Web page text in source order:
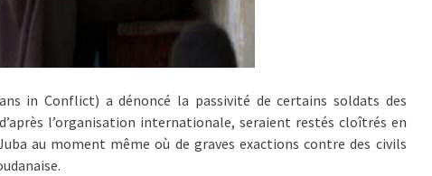
in Conflict) a dénoncé la passivité de certains soldats des
l’organisation internationale, seraient restés cloîtrés en
au moment même où de graves exactions contre des civils